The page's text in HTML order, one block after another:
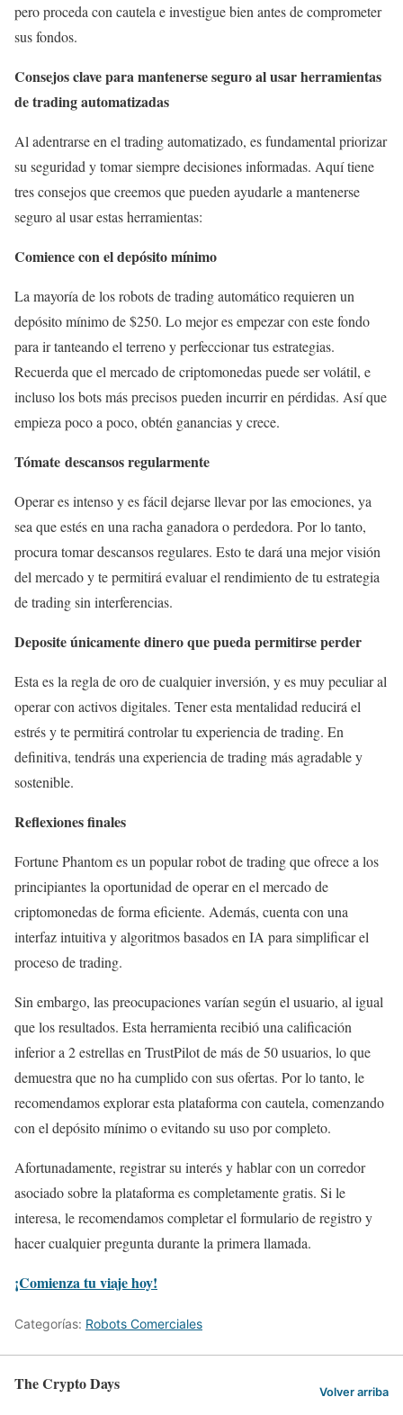
pero proceda con cautela e investigue bien antes de comprometer
sus fondos.
Consejos clave para mantenerse seguro al usar herramientas
de trading automatizadas
Al adentrarse en el trading automatizado, es fundamental priorizar
su seguridad y tomar siempre decisiones informadas. Aquí tiene
tres consejos que creemos que pueden ayudarle a mantenerse
seguro al usar estas herramientas:
Comience con el depósito mínimo
La mayoría de los robots de trading automático requieren un
depósito mínimo de $250. Lo mejor es empezar con este fondo
para ir tanteando el terreno y perfeccionar tus estrategias.
Recuerda que el mercado de criptomonedas puede ser volátil, e
incluso los bots más precisos pueden incurrir en pérdidas. Así que
empieza poco a poco, obtén ganancias y crece.
Tómate descansos regularmente
Operar es intenso y es fácil dejarse llevar por las emociones, ya
sea que estés en una racha ganadora o perdedora. Por lo tanto,
procura tomar descansos regulares. Esto te dará una mejor visión
del mercado y te permitirá evaluar el rendimiento de tu estrategia
de trading sin interferencias.
Deposite únicamente dinero que pueda permitirse perder
Esta es la regla de oro de cualquier inversión, y es muy peculiar al
operar con activos digitales. Tener esta mentalidad reducirá el
estrés y te permitirá controlar tu experiencia de trading. En
definitiva, tendrás una experiencia de trading más agradable y
sostenible.
Reflexiones finales
Fortune Phantom es un popular robot de trading que ofrece a los
principiantes la oportunidad de operar en el mercado de
criptomonedas de forma eficiente. Además, cuenta con una
interfaz intuitiva y algoritmos basados ​​en IA para simplificar el
proceso de trading.
Sin embargo, las preocupaciones varían según el usuario, al igual
que los resultados. Esta herramienta recibió una calificación
inferior a 2 estrellas en TrustPilot de más de 50 usuarios, lo que
demuestra que no ha cumplido con sus ofertas. Por lo tanto, le
recomendamos explorar esta plataforma con cautela, comenzando
con el depósito mínimo o evitando su uso por completo.
Afortunadamente, registrar su interés y hablar con un corredor
asociado sobre la plataforma es completamente gratis. Si le
interesa, le recomendamos completar el formulario de registro y
hacer cualquier pregunta durante la primera llamada.
¡Comienza tu viaje hoy!
Categorías: Robots Comerciales
The Crypto Days Volver arriba